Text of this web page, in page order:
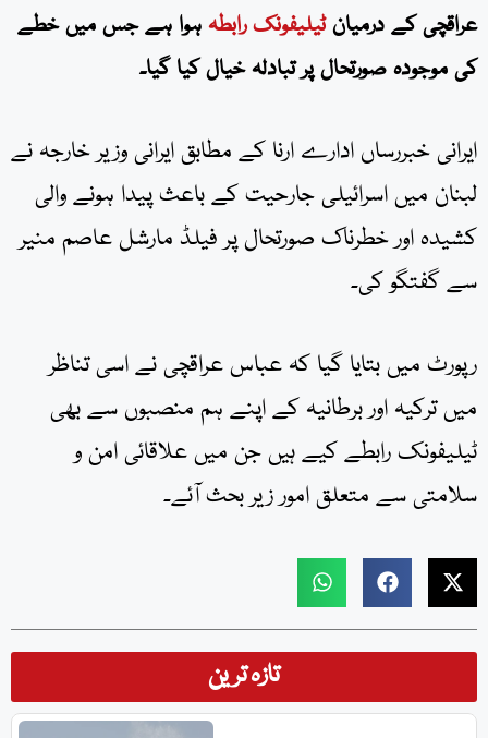
تازہ ترین
عراقچی کے درمیانٹیلیفونک رابطہ ہوا ہے جس میں خطے
کی موجودہ صورتحال پر تبادلہ خیال کیا گیا۔
ایرانی خبررساں ادارے ارنا کے مطابق ایرانی وزیر خارجہ نے
لبنان میں اسرائیلی جارحیت کے باعث پیدا ہونے والی
کشیدہ اور خطرناک صورتحال پر فیلڈ مارشل عاصم منیر
سے گفتگو کی۔
رپورٹ میں بتایا گیا کہ عباس عراقچی نے اسی تناظر
میں ترکیہ اور برطانیہ کے اپنے ہم منصبوں سے بھی
ٹیلیفونک رابطے کیے ہیں جن میں علاقائی امن و
سلامتی سے متعلق امور زیر بحث آئے۔